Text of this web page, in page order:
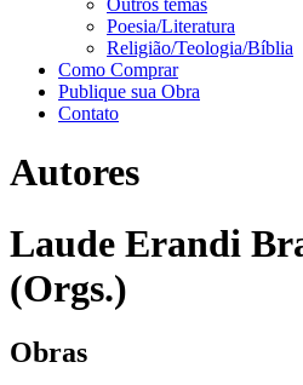
Outros temas
Poesia/Literatura
Religião/Teologia/Bíblia
Como Comprar
Publique sua Obra
Contato
Autores
Laude Erandi
(Orgs.)
Obras